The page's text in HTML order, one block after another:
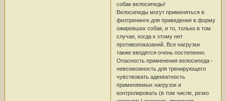
собак велосипеды!
Велосипеды могут применяться в
физтренинге для приведения в форму
ожиревших собак, и то, только в том
случае, когда к этому нет
противопоказаний. Все нагрузки
также вводятся очень постепенно.
Опасность применения велосипеда -
невозможность для тренирующего
чувствовать адекватность
применяемых нагрузок и
контролировать (в том числе, резко